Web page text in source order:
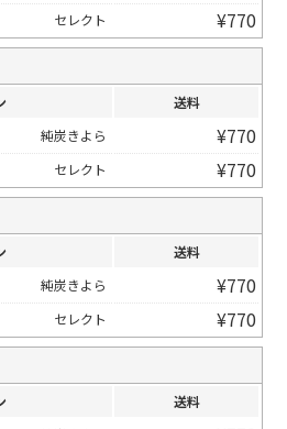
セレクト ¥770
送料
純炭きよら
¥770
セレクト ¥770
送料
純炭きよら
¥770
セレクト ¥770
送料